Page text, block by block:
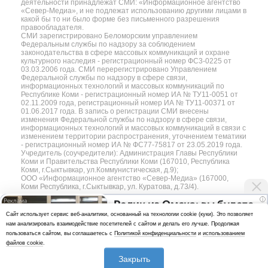
деятельности принадлежат СМИ: «Информационное агентство
«Север-Медиа», и не подлежат использованию другими лицами в
какой бы то ни было форме без письменного разрешения
правообладателя.
СМИ зарегистрировано Беломорским управлением
Федеральным службы по надзору за соблюдением
законодательства в сфере массовых коммуникаций и охране
культурного наследия - регистрационный номер ФС3-0225 от
03.03.2006 года. СМИ перерегистрировано Управлением
Федеральной службы по надзору в сфере связи,
информационных технологий и массовых коммуникаций по
Республике Коми - регистрационный номер ИА № ТУ11-0051 от
02.11.2009 года, регистрационный номер ИА № ТУ11-00371 от
01.06.2017 года. В запись о регистрации СМИ внесены
изменения Федеральной службы по надзору в сфере связи,
информационных технологий и массовых коммуникаций в связи с
изменением территории распространения, уточнением тематики
- регистрационный номер ИА № ФС77-75817 от 23.05.2019 года.
Учредитель (соучредители): Администрация Главы Республики
Коми и Правительства Республики Коми (167010, Республика
Коми, г.Сыктывкар, ул.Коммунистическая, д.9);
ООО «Информационное агентство «Север-Медиа» (167000,
Коми Республика, г.Сыктывкар, ул. Куратова, д.73/4).
Разработка сайта — web-студия «Цифровой Век»
i
Ролик из Омска: вы будете
смеяться долго
Политика
конфиденциальности
Использование аналитики и файлов куки
Cайт использует сервис веб-аналитики, основанный на технологии cookie (куки). Это позволяет
нам анализировать взаимодействие посетителей с сайтом и делать его лучше. Продолжая
пользоваться сайтом, вы соглашаетесь с Политикой конфиденциальности и использованием
файлов cookie.
Закрыть